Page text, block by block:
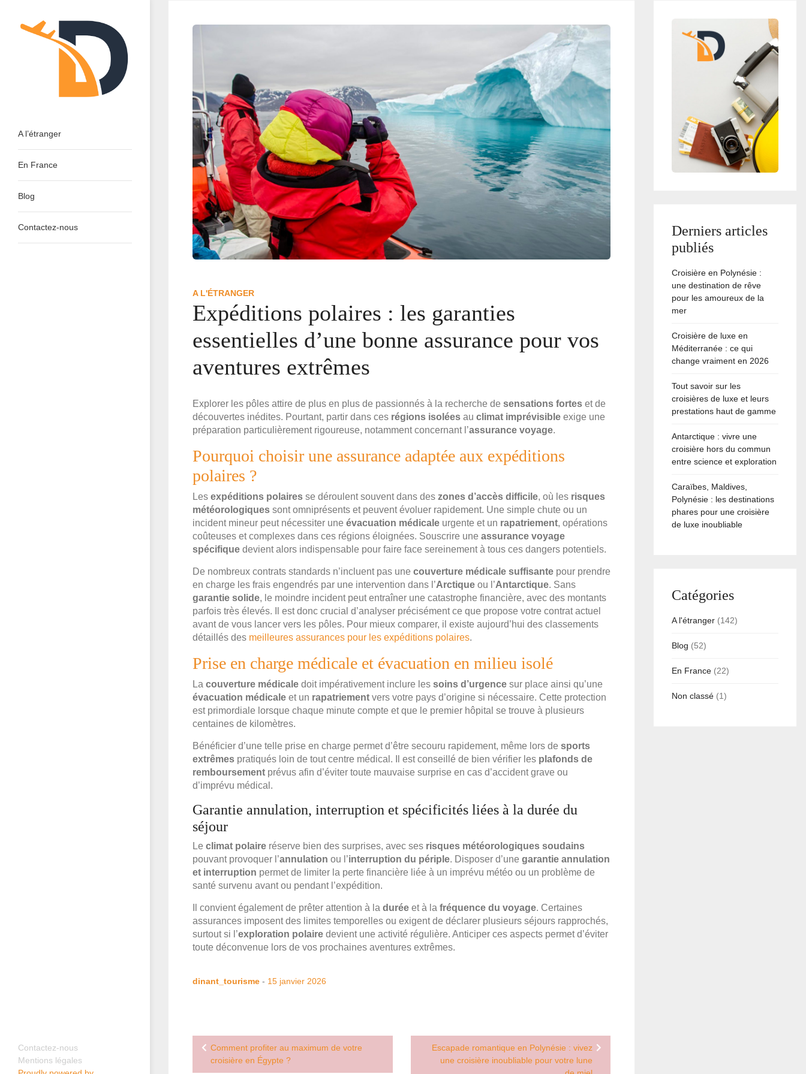
content
A l’étranger
En France
Blog
Contactez-nous
Contactez-nous
Mentions légales
A L'ÉTRANGER
Expéditions polaires : les garanties
essentielles d’une bonne assurance pour vos
aventures extrêmes
Explorer les pôles attire de plus en plus de passionnés à la recherche de sensations fortes et de
découvertes inédites. Pourtant, partir dans ces régions isolées au climat imprévisible exige une
préparation particulièrement rigoureuse, notamment concernant l’assurance voyage.
Pourquoi choisir une assurance adaptée aux expéditions
polaires ?
Les expéditions polaires se déroulent souvent dans des zones d’accès difficile, où les risques
météorologiques sont omniprésents et peuvent évoluer rapidement. Une simple chute ou un
incident mineur peut nécessiter une évacuation médicale urgente et un rapatriement, opérations
coûteuses et complexes dans ces régions éloignées. Souscrire une assurance voyage
spécifique devient alors indispensable pour faire face sereinement à tous ces dangers potentiels.
De nombreux contrats standards n’incluent pas une couverture médicale suffisante pour prendre
en charge les frais engendrés par une intervention dans l’Arctique ou l’Antarctique. Sans
garantie solide, le moindre incident peut entraîner une catastrophe financière, avec des montants
parfois très élevés. Il est donc crucial d’analyser précisément ce que propose votre contrat actuel
avant de vous lancer vers les pôles. Pour mieux comparer, il existe aujourd’hui des classements
détaillés des meilleures assurances pour les expéditions polaires.
Prise en charge médicale et évacuation en milieu isolé
La couverture médicale doit impérativement inclure les soins d’urgence sur place ainsi qu’une
évacuation médicale et un rapatriement vers votre pays d’origine si nécessaire. Cette protection
est primordiale lorsque chaque minute compte et que le premier hôpital se trouve à plusieurs
centaines de kilomètres.
Bénéficier d’une telle prise en charge permet d’être secouru rapidement, même lors de sports
extrêmes pratiqués loin de tout centre médical. Il est conseillé de bien vérifier les plafonds de
remboursement prévus afin d’éviter toute mauvaise surprise en cas d’accident grave ou
d’imprévu médical.
Garantie annulation, interruption et spécificités liées à la durée du
séjour
Le climat polaire réserve bien des surprises, avec ses risques météorologiques soudains
pouvant provoquer l’annulation ou l’interruption du périple. Disposer d’une garantie annulation
et interruption permet de limiter la perte financière liée à un imprévu météo ou un problème de
santé survenu avant ou pendant l’expédition.
Il convient également de prêter attention à la durée et à la fréquence du voyage. Certaines
assurances imposent des limites temporelles ou exigent de déclarer plusieurs séjours rapprochés,
surtout si l’exploration polaire devient une activité régulière. Anticiper ces aspects permet d’éviter
toute déconvenue lors de vos prochaines aventures extrêmes.
dinant_tourisme - 15 janvier 2026
Navigation
Comment profiter au maximum de votre
croisière en Égypte ?
Escapade romantique en Polynésie : vivez
une croisière inoubliable pour votre lune
Derniers articles
publiés
Croisière en Polynésie :
une destination de rêve
pour les amoureux de la
mer
Croisière de luxe en
Méditerranée : ce qui
change vraiment en 2026
Tout savoir sur les
croisières de luxe et leurs
prestations haut de gamme
Antarctique : vivre une
croisière hors du commun
entre science et exploration
Caraïbes, Maldives,
Polynésie : les destinations
phares pour une croisière
de luxe inoubliable
Catégories
A l'étranger (142)
Blog (52)
En France (22)
Non classé (1)